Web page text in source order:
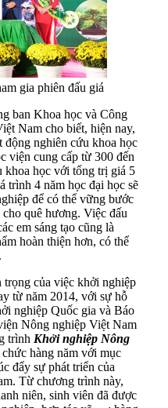
gia phiên đấu giá
ban Khoa học và Công
Nam cho biết, hiện nay,
động nghiên cứu khoa học
viện cung cấp từ 300 đến
khoa học với tổng trị giá 5
trình 4 năm học đại học sẽ
để có thể vững bước
quê hương. Việc đấu
em sáng tạo cũng là
hoàn thiện hơn, có thể
trọng của việc khởi nghiệp
từ năm 2014, với sự hỗ
nghiệp Quốc gia và Báo
Nông nghiệp Việt Nam
trình Khởi nghiệp Nông
hàng năm với mục
đẩy sự phát triển của
Từ chương trình này,
niên, sinh viên đã được